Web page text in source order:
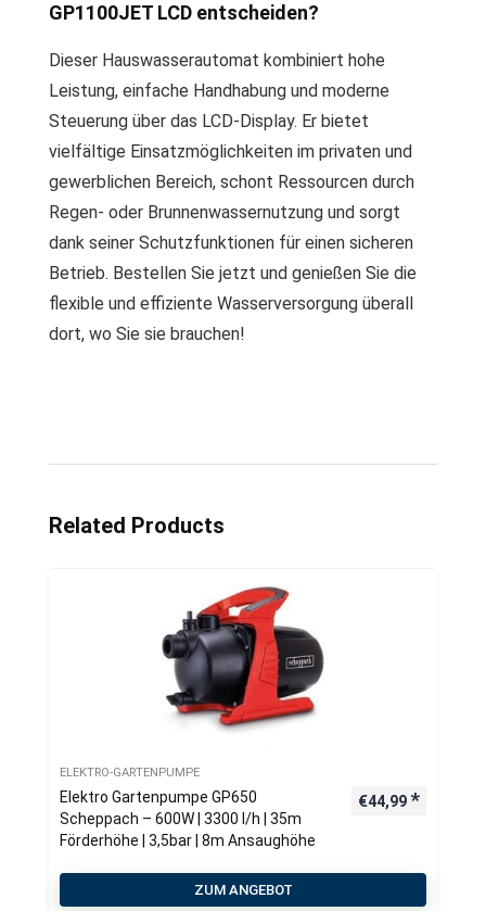
GP1100JET LCD entscheiden?
Dieser Hauswasserautomat kombiniert hohe
Leistung, einfache Handhabung und moderne
Steuerung über das LCD-Display. Er bietet
vielfältige Einsatzmöglichkeiten im privaten und
gewerblichen Bereich, schont Ressourcen durch
Regen- oder Brunnenwassernutzung und sorgt
dank seiner Schutzfunktionen für einen sicheren
Betrieb. Bestellen Sie jetzt und genießen Sie die
flexible und effiziente Wasserversorgung überall
dort, wo Sie sie brauchen!
Related Products
ELEKTRO-GARTENPUMPE
Elektro Gartenpumpe GP650
Scheppach – 600W | 3300 l/h | 35m
Förderhöhe | 3,5bar | 8m Ansaughöhe
€44,99
ZUM ANGEBOT